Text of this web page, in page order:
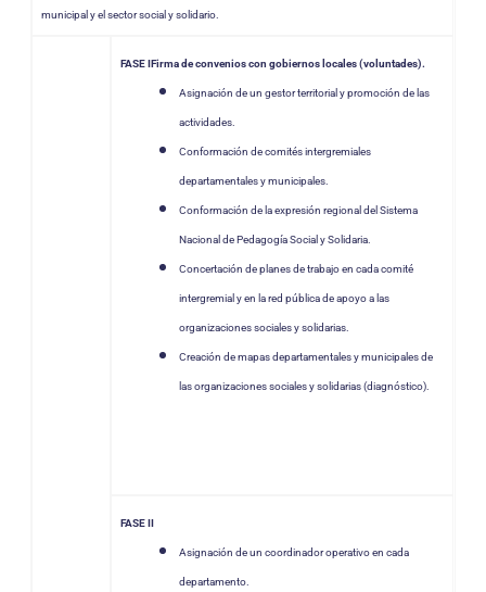
municipal y el sector social y solidario.
FASE IFirma de convenios con gobiernos locales (voluntades).
Asignación de un gestor territorial y promoción de las
actividades.
Conformación de comités intergremiales
departamentales y municipales.
Conformación de la expresión regional del Sistema
Nacional de Pedagogía Social y Solidaria.
Concertación de planes de trabajo en cada comité
intergremial y en la red pública de apoyo a las
organizaciones sociales y solidarias.
Creación de mapas departamentales y municipales de
las organizaciones sociales y solidarias (diagnóstico).
FASE II
Asignación de un coordinador operativo en cada
departamento.